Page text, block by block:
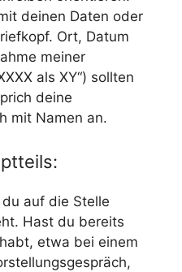
deinen Daten oder
Ort, Datum
meiner
als XY“) sollten
deine
mit Namen an.
auf die Stelle
Hast du bereits
etwa bei einem